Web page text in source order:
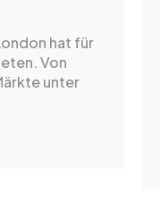
hat für
Von
unter